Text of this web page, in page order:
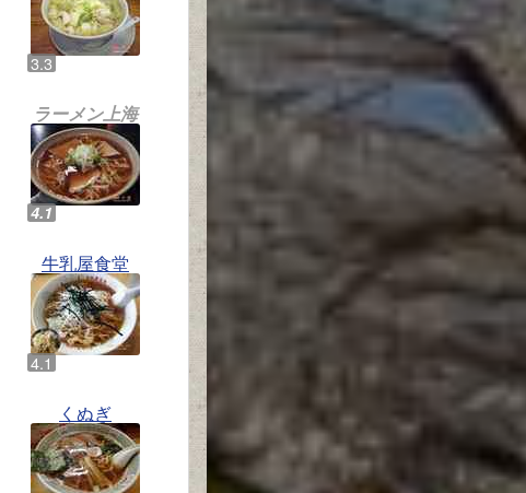
ラーメン上海
牛乳屋食堂
くぬぎ